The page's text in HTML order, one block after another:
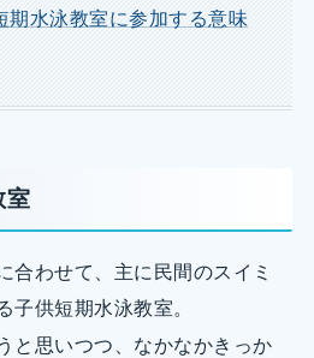
期水泳教室に参加する意味
室
合わせて、主に民間のスイミ
子供短期水泳教室。
と思いつつ、なかなかきっか